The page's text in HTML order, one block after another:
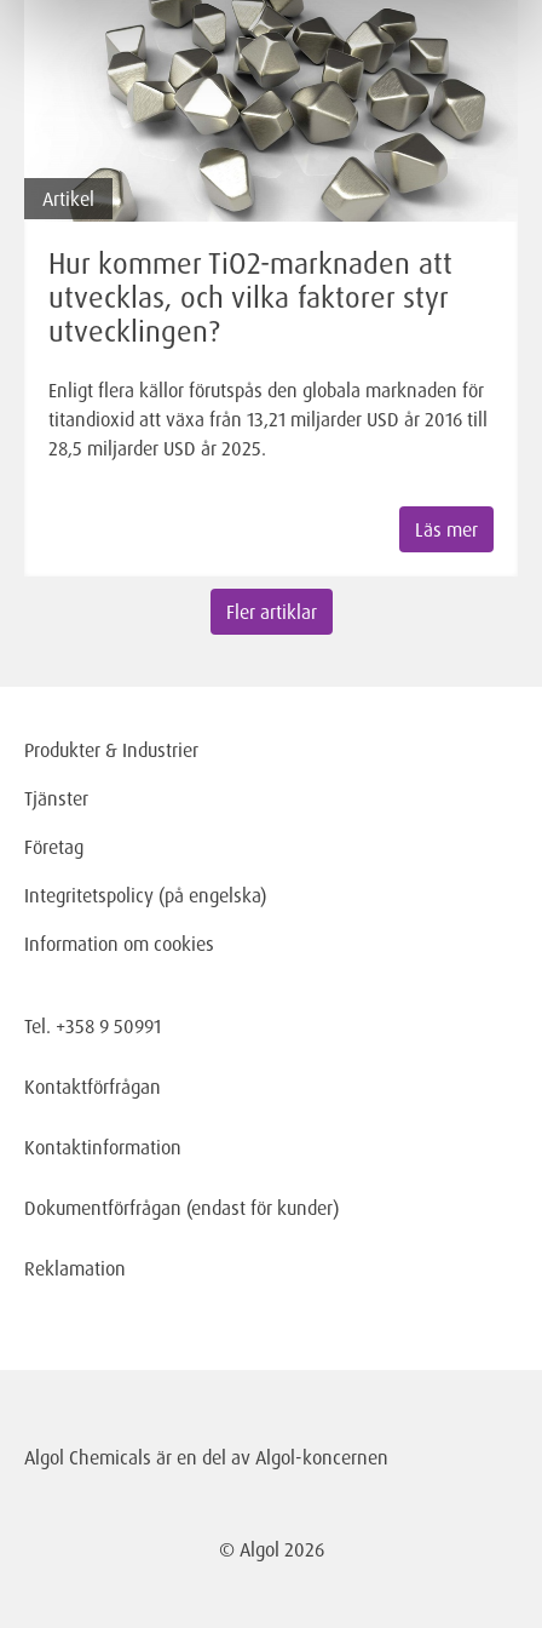
Artikel
Hur kommer TiO2-marknaden att
utvecklas, och vilka faktorer styr
utvecklingen?
Enligt flera källor förutspås den globala marknaden för
titandioxid att växa från 13,21 miljarder USD år 2016 till
28,5 miljarder USD år 2025.
Läs mer
Fler artiklar
Produkter & Industrier
Tjänster
Företag
Integritetspolicy (på engelska)
Information om cookies
Tel. +358 9 50991
Kontaktförfrågan
Kontaktinformation
Dokumentförfrågan (endast för kunder)
Reklamation
Algol Chemicals är en del av Algol-koncernen
© Algol 2026